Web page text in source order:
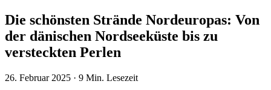
Die schönsten Strände Nordeuropas: Von
der dänischen Nordseeküste bis zu
versteckten Perlen
26. Februar 2025 · 9 Min. Lesezeit